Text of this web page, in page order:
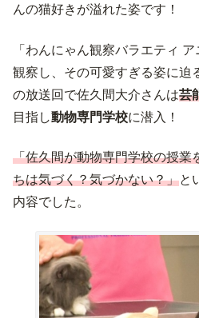
んの猫好きが溢れた姿です！
「わんにゃん観察バラエティ
観察し、その可愛すぎる姿に迫
の放送回で佐久間大介さんは芸
目指し動物専門学校に潜入！
「佐久間が動物専門学校の授業
ちは気づく？気づかない？」と
内容でした。